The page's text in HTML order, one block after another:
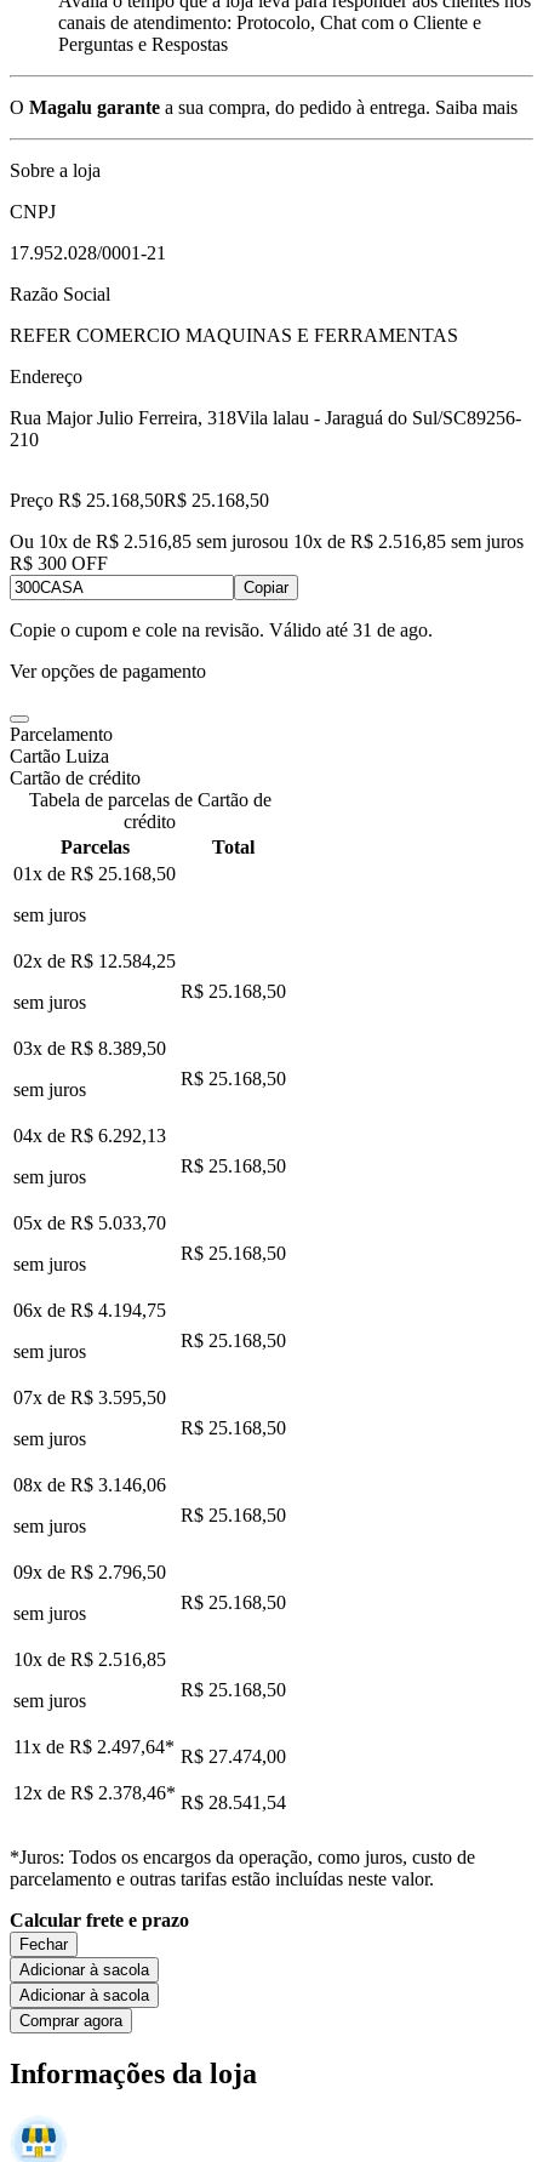
canais de atendimento: Protocolo, Chat com o Cliente e
Perguntas e Respostas
O Magalu garante a sua compra, do pedido à entrega. Saiba mais
Sobre a loja
CNPJ
17.952.028/0001-21
Razão Social
REFER COMERCIO MAQUINAS E FERRAMENTAS
Endereço
Rua Major Julio Ferreira, 318Vila lalau - Jaraguá do Sul/SC89256-
210
Preço R$ 25.168,50R$ 25.168,50
Ou 10x de R$ 2.516,85 sem jurosou 10x de R$ 2.516,85 sem juros
R$ 300 OFF
Copiar
Copie o cupom e cole na revisão. Válido até 31 de ago.
Ver opções de pagamento
Parcelamento
Cartão Luiza
Cartão de crédito
Tabela de parcelas de Cartão de
crédito
Parcelas
Total
01x de R$ 25.168,50
sem juros
02x de R$ 12.584,25
sem juros
R$ 25.168,50
03x de R$ 8.389,50
sem juros
R$ 25.168,50
04x de R$ 6.292,13
sem juros
R$ 25.168,50
05x de R$ 5.033,70
sem juros
R$ 25.168,50
06x de R$ 4.194,75
sem juros
R$ 25.168,50
07x de R$ 3.595,50
sem juros
R$ 25.168,50
08x de R$ 3.146,06
sem juros
R$ 25.168,50
09x de R$ 2.796,50
sem juros
R$ 25.168,50
10x de R$ 2.516,85
sem juros
R$ 25.168,50
11x de R$ 2.497,64* R$ 27.474,00
12x de R$ 2.378,46* R$ 28.541,54
*Juros: Todos os encargos da operação, como juros, custo de
parcelamento e outras tarifas estão incluídas neste valor.
Calcular frete e prazo
Fechar
Adicionar à sacola
Adicionar à sacola
Comprar agora
Informações da loja